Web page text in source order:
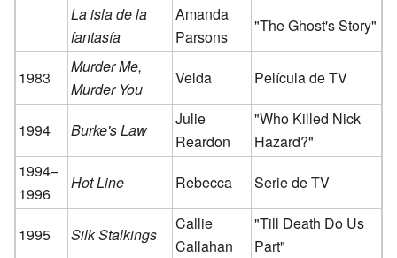
La isla de la
fantasía
Amanda
Parsons
"The Ghost's Story"
1983
Murder Me,
Murder You
Velda Película de TV
1994 Burke's Law
Julie
Reardon
"Who Killed Nick
Hazard?"
1994–
1996
Hot Line Rebecca Serie de TV
1995 Silk Stalkings
Callie
Callahan
"Till Death Do Us
Part"